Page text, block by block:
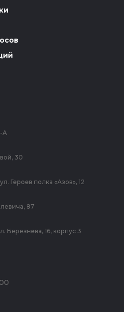
А
30
Героев полка «Азов», 12
87
Березнева, 16, корпус 3